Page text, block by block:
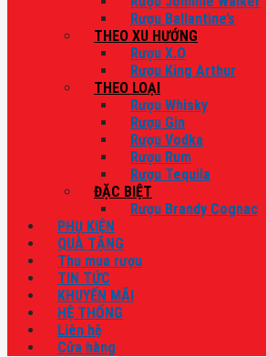
Rượu Ballantine’s
THEO XU HƯỚNG
Rượu X.O
Rượu King Arthur
THEO LOẠI
Rượu Whisky
Rượu Gin
Rượu Vodka
Rượu Rum
Rượu Tequila
ĐẶC BIỆT
Rượu Brandy Cognac
PHỤ KIỆN
QUÀ TẶNG
Thu mua rượu
TIN TỨC
KHUYẾN MÃI
HỆ THỐNG
Liên hệ
Cửa hàng